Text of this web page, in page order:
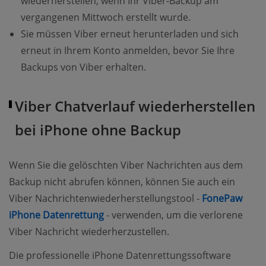
vergangenen Mittwoch erstellt wurde.
Sie müssen Viber erneut herunterladen und sich
erneut in Ihrem Konto anmelden, bevor Sie Ihre
Backups von Viber erhalten.
Viber Chatverlauf wiederherstellen
bei iPhone ohne Backup
Wenn Sie die gelöschten Viber Nachrichten aus dem
Backup nicht abrufen können, können Sie auch ein
Viber Nachrichtenwiederherstellungstool - FonePaw
iPhone Datenrettung(opens new window)
- verwenden, um die verlorene
Viber Nachricht wiederherzustellen.
Die professionelle iPhone Datenrettungssoftware